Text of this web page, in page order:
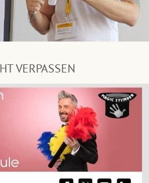
VERPASSEN